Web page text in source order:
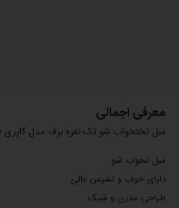
معرفی اجمالی
مبل تختخواب شو تک نفره برف مدل کاپری Kapry
مبل تخواب شو
دارای خواب و نشیمن عالی
طراحی مدرن و شیک